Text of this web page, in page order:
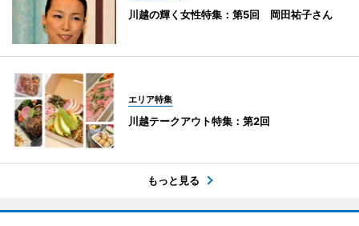
川越の輝く女性特集：第5回 岡田祐子さん
エリア特集
川越テークアウト特集：第2回
もっと見る